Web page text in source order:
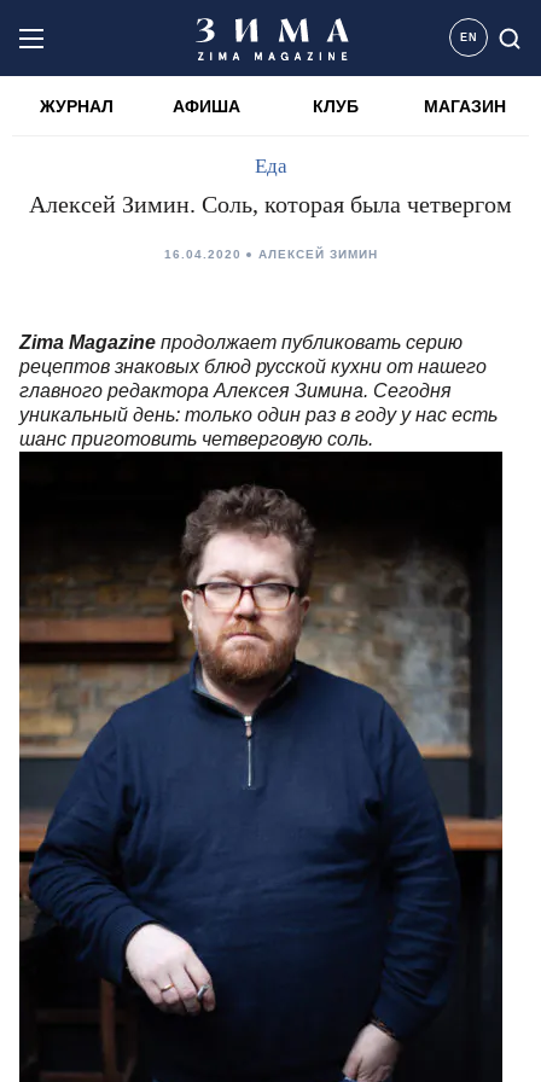
EN
ЖУРНАЛ АФИША КЛУБ МАГАЗИН
Еда
Алексей Зимин. Соль, которая была четвергом
16.04.2020 АЛЕКСЕЙ ЗИМИН
Zima Magazine продолжает публиковать серию
рецептов знаковых блюд русской кухни от нашего
главного редактора Алексея Зимина. Сегодня
уникальный день: только один раз в году у нас есть
шанс приготовить четверговую соль.